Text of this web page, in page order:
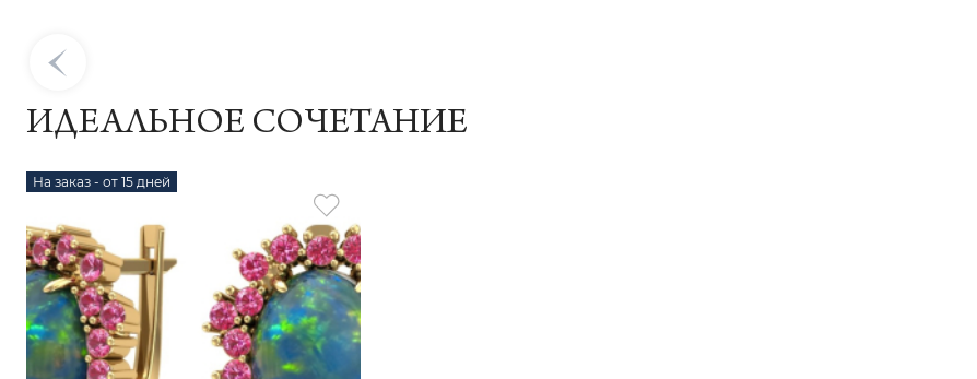
ИДЕАЛЬНОЕ СОЧЕТАНИЕ
На заказ - от 15 дней